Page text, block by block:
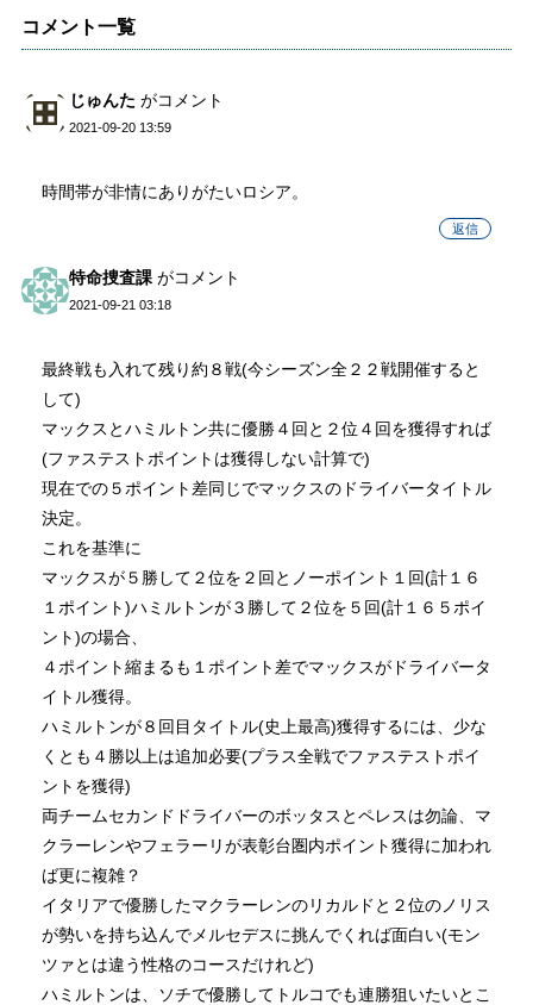
コメント一覧
じゅんた がコメント
2021-09-20 13:59
時間帯が非情にありがたいロシア。
返信
特命捜査課 がコメント
2021-09-21 03:18
最終戦も入れて残り約８戦(今シーズン全２２戦開催すると
して)
マックスとハミルトン共に優勝４回と２位４回を獲得すれば
(ファステストポイントは獲得しない計算で)
現在での５ポイント差同じでマックスのドライバータイトル
決定。
これを基準に
マックスが５勝して２位を２回とノーポイント１回(計１６
１ポイント)ハミルトンが３勝して２位を５回(計１６５ポイ
ント)の場合、
４ポイント縮まるも１ポイント差でマックスがドライバータ
イトル獲得。
ハミルトンが８回目タイトル(史上最高)獲得するには、少な
くとも４勝以上は追加必要(プラス全戦でファステストポイ
ントを獲得)
両チームセカンドドライバーのボッタスとペレスは勿論、マ
クラーレンやフェラーリが表彰台圏内ポイント獲得に加われ
ば更に複雑？
イタリアで優勝したマクラーレンのリカルドと２位のノリス
が勢いを持ち込んでメルセデスに挑んでくれば面白い(モン
ツァとは違う性格のコースだけれど)
ハミルトンは、ソチで優勝してトルコでも連勝狙いたいとこ